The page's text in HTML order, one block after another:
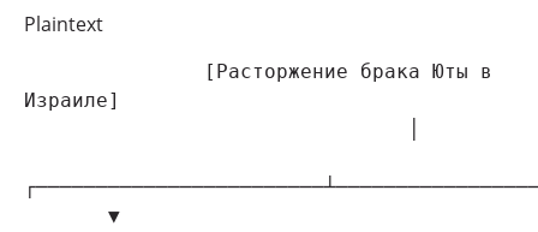
Plaintext
Израиле]